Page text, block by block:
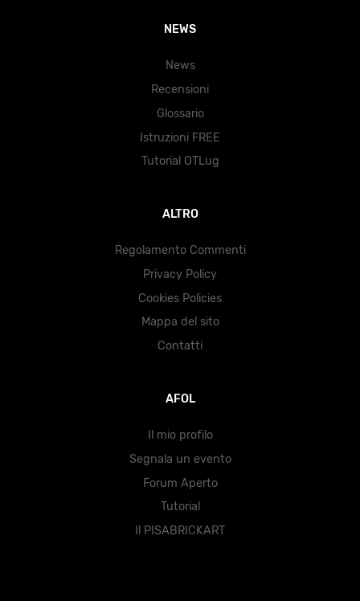
NEWS
News
Recensioni
Glossario
Istruzioni FREE
Tutorial OTLug
ALTRO
Regolamento Commenti
Privacy Policy
Cookies Policies
Mappa del sito
Contatti
AFOL
Il mio profilo
Segnala un evento
Forum Aperto
Tutorial
Il PISABRICKART